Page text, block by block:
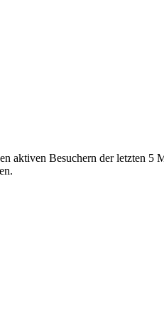
aktiven Besuchern der letzten 5